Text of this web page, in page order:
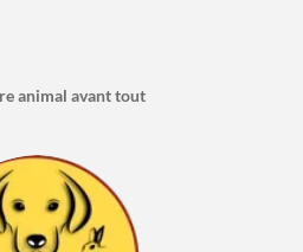
animal avant tout